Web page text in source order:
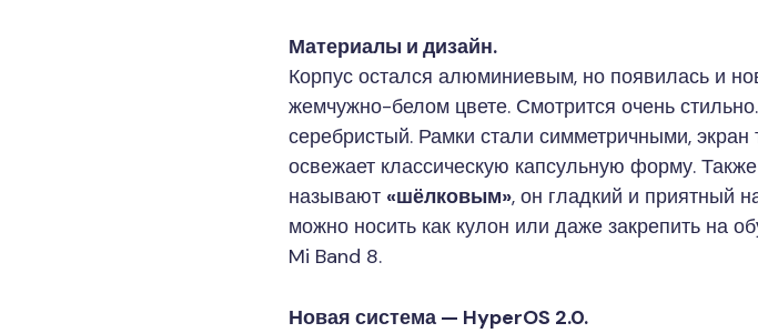
Материалы и дизайн.
Корпус остался алюминиевым, но появилась и
жемчужно-белом цвете. Смотрится очень
серебристый. Рамки стали симметричными, экран
освежает классическую капсульную форму.
называют «шёлковым», он гладкий и приятный
можно носить как кулон или даже закрепить на
Mi Band 8.
Новая система — HyperOS 2.0.